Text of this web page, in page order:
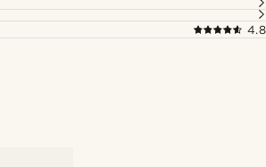
4.8